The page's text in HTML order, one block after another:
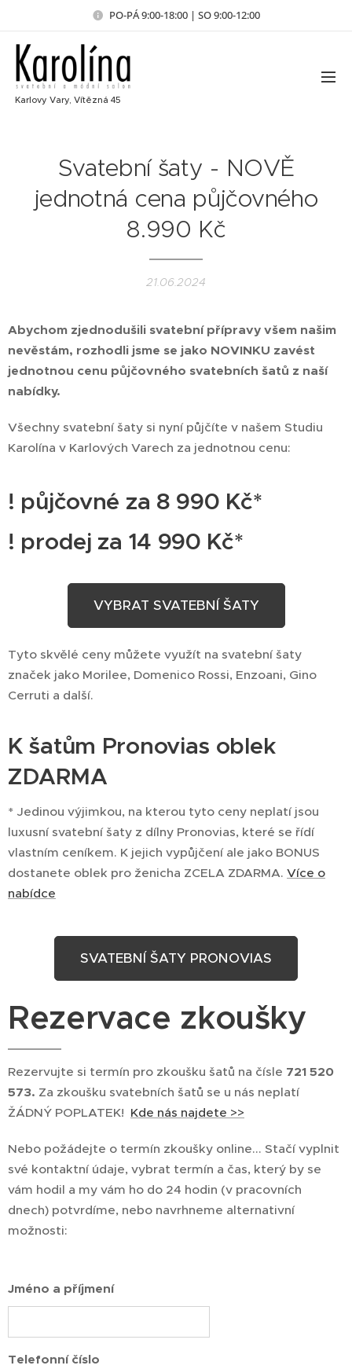
PO-PÁ 9:00-18:00 | SO 9:00-12:00
Karlovy Vary, Vítězná 45
Svatební šaty - NOVĚ
jednotná cena půjčovného
8.990 Kč
21.06.2024
Abychom zjednodušili svatební přípravy všem našim
nevěstám, rozhodli jsme se jako NOVINKU zavést
jednotnou cenu půjčovného svatebních šatů z naší
nabídky.
Všechny svatební šaty si nyní půjčíte v našem Studiu
Karolína v Karlových Varech za jednotnou cenu:
! půjčovné za 8 990 Kč*
! prodej za 14 990 Kč*
VYBRAT SVATEBNÍ ŠATY
Tyto skvělé ceny můžete využít na svatební šaty
značek jako Morilee, Domenico Rossi, Enzoani, Gino
Cerruti a další.
K šatům Pronovias oblek
ZDARMA
* Jedinou výjimkou, na kterou tyto ceny neplatí jsou
luxusní svatební šaty z dílny Pronovias, které se řídí
vlastním ceníkem. K jejich vypůjčení ale jako BONUS
dostanete oblek pro ženicha ZCELA ZDARMA. Více o
nabídce
SVATEBNÍ ŠATY PRONOVIAS
Rezervace zkoušky
Rezervujte si termín pro zkoušku šatů na čísle 721 520
573. Za zkoušku svatebních šatů se u nás neplatí
ŽÁDNÝ POPLATEK! Kde nás najdete >>
Nebo požádejte o termín zkoušky online... Stačí vyplnit
své kontaktní údaje, vybrat termín a čas, který by se
vám hodil a my vám ho do 24 hodin (v pracovních
dnech) potvrdíme, nebo navrhneme alternativní
možnosti:
Jméno a příjmení
Telefonní číslo